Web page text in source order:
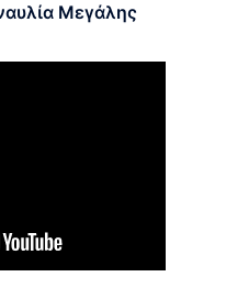
Μεγάλης